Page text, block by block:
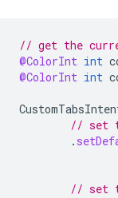
// get the
@ColorInt int
@ColorInt int
// set
.
// set